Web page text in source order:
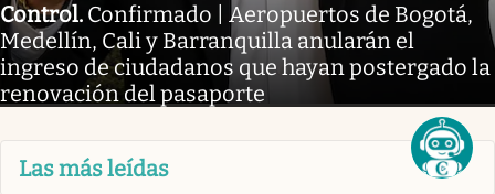
Control. Confirmado | Aeropuertos de Bogotá,
Medellín, Cali y Barranquilla anularán el
ingreso de ciudadanos que hayan postergado la
renovación del pasaporte
Las más leídas